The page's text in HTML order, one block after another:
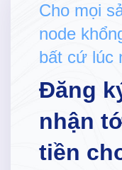
Cho mọi
node
bất cứ lúc
Đăng
nhận
tiền